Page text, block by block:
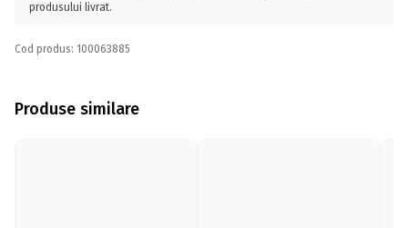
produsului livrat.
Cod produs: 100063885
Produse similare